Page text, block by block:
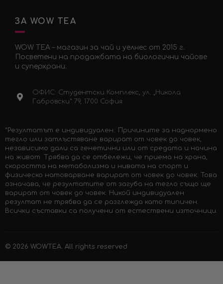
ЗА WOW TEA
WOW TEA – магазин за чай и уелнес от 2015 г.
Посветени на продажбата на биологични чайове
и суперхрани.
ОФИС: Студентски Комплекс, ул. „Никола
Габровски“ 79, 1700 София
*Резултатът е индивидуален.: Причините за наднормено
тегло или затлъстяване варират от човек до човек,
независимо дали са генетични или от средата и начина
на живот. Трябва да се отбележи, че приема на храна,
скоростта на метаболизма и нивата на спорт и
физическо натоварване варират от човек до човек. Това
означава, че резултатите от загуба на тегло също ще
варират от човек до човек. Никой индивидуален
резултат не трябва да се разглежда като типичен.
Всички съставки са получени от естествени източници.
© 2026 WOWTEA. All rights reserved